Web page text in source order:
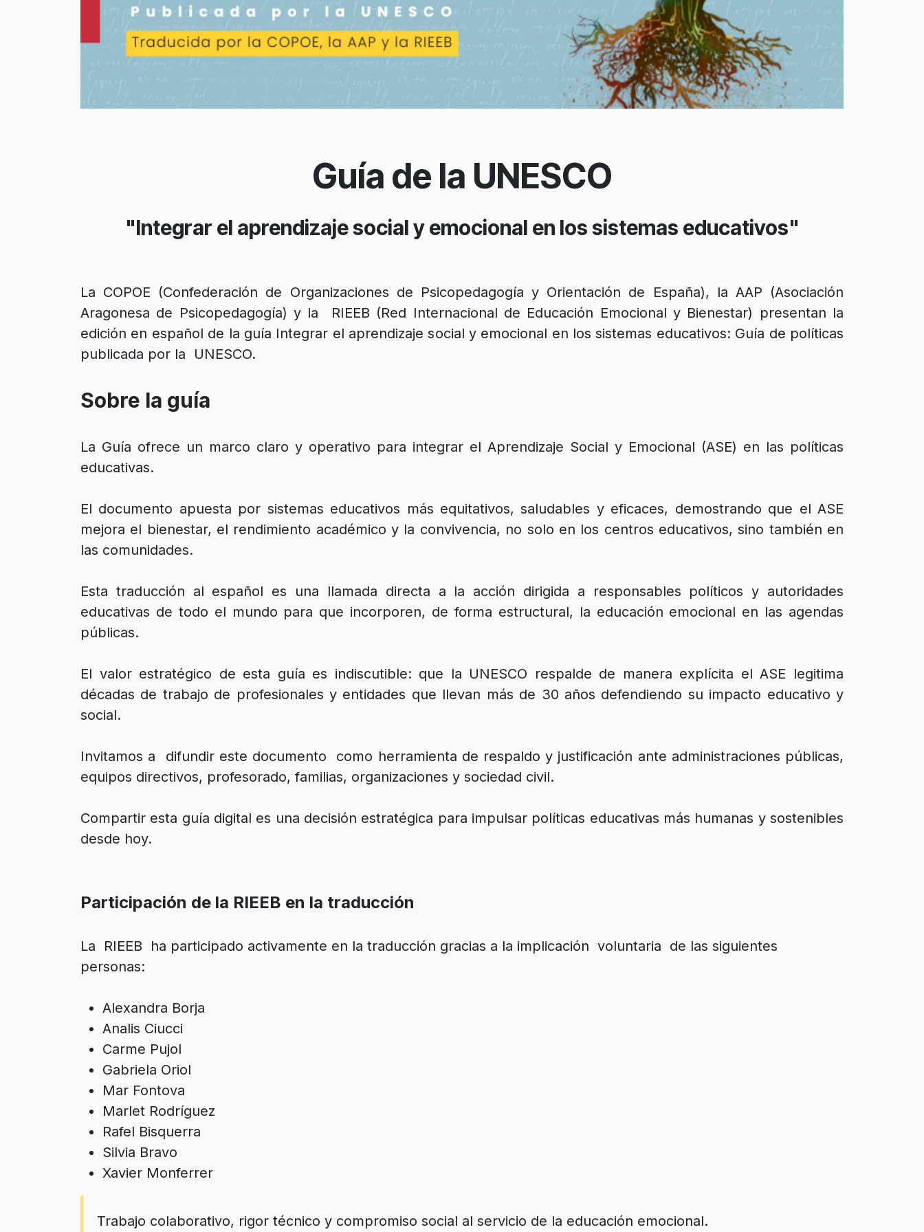
Guía de la UNESCO
"Integrar el aprendizaje social y emocional en los sistemas educativos"
La COPOE (Confederación de Organizaciones de Psicopedagogía y Orientación de España), la AAP (Asociación
Aragonesa de Psicopedagogía) y la RIEEB (Red Internacional de Educación Emocional y Bienestar) presentan la
edición en español de la guía Integrar el aprendizaje social y emocional en los sistemas educativos: Guía de políticas
publicada por la UNESCO.
Sobre la guía
La Guía ofrece un marco claro y operativo para integrar el Aprendizaje Social y Emocional (ASE) en las políticas
educativas.
El documento apuesta por sistemas educativos más equitativos, saludables y eficaces, demostrando que el ASE
mejora el bienestar, el rendimiento académico y la convivencia, no solo en los centros educativos, sino también en
las comunidades.
Esta traducción al español es una llamada directa a la acción dirigida a responsables políticos y autoridades
educativas de todo el mundo para que incorporen, de forma estructural, la educación emocional en las agendas
públicas.
El valor estratégico de esta guía es indiscutible: que la UNESCO respalde de manera explícita el ASE legitima
décadas de trabajo de profesionales y entidades que llevan más de 30 años defendiendo su impacto educativo y
social.
Invitamos a difundir este documento como herramienta de respaldo y justificación ante administraciones públicas,
equipos directivos, profesorado, familias, organizaciones y sociedad civil.
Compartir esta guía digital es una decisión estratégica para impulsar políticas educativas más humanas y sostenibles
desde hoy.
Participación de la RIEEB en la traducción
La RIEEB ha participado activamente en la traducción gracias a la implicación voluntaria de las siguientes
personas:
Alexandra Borja
Analis Ciucci
Carme Pujol
Gabriela Oriol
Mar Fontova
Marlet Rodríguez
Rafel Bisquerra
Silvia Bravo
Xavier Monferrer
Trabajo colaborativo, rigor técnico y compromiso social al servicio de la educación emocional.